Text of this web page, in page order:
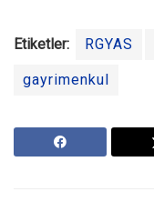
Etiketler: RGYAS
gayrimenkul